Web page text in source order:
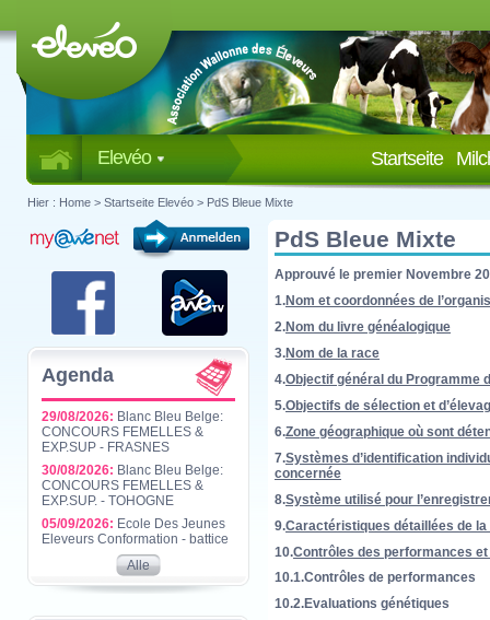
Elevéo Startseite
Hier : Home > Startseite Elevéo > PdS Bleue Mixte
Agenda
29/08/2026: Blanc Bleu Belge:
CONCOURS FEMELLES &
EXP.SUP - FRASNES
30/08/2026: Blanc Bleu Belge:
CONCOURS FEMELLES &
EXP.SUP. - TOHOGNE
05/09/2026: Ecole Des Jeunes
Eleveurs Conformation - battice
Alle
PdS Bleue Mixte
Approuvé le premier Novembre
1.Nom et coordonnées de
2.Nom du livre généalogique
3.Nom de la race
4.Objectif général du Programme
5.Objectifs de sélection et
6.Zone géographique où sont
7.Systèmes d’identification
concernée
8.Système utilisé pour
9.Caractéristiques détaillées de la
10.Contrôles des performances
10.1.Contrôles de performances
10.2.Evaluations génétiques